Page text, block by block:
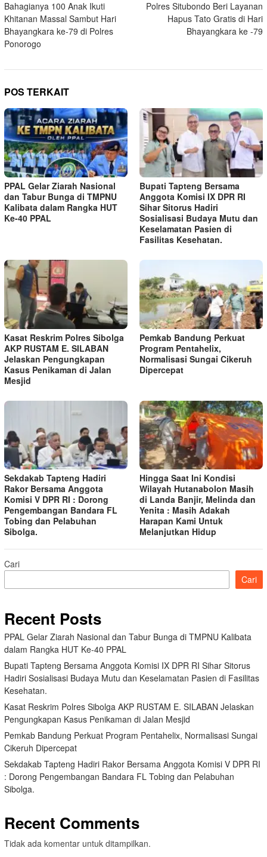
pos
Bahagianya 100 Anak Ikuti
Khitanan Massal Sambut Hari
Bhayangkara ke-79 di Polres
Ponorogo
Polres Situbondo Beri Layanan
Hapus Tato Gratis di Hari
Bhayangkara ke -79
POS TERKAIT
PPAL Gelar Ziarah Nasional
dan Tabur Bunga di TMPNU
Kalibata dalam Rangka HUT
Ke-40 PPAL
Bupati Tapteng Bersama
Anggota Komisi IX DPR RI
Sihar Sitorus Hadiri
Sosialisasi Budaya Mutu dan
Keselamatan Pasien di
Fasilitas Kesehatan.
Kasat Reskrim Polres Sibolga
AKP RUSTAM E. SILABAN
Jelaskan Pengungkapan
Kasus Penikaman di Jalan
Mesjid
Pemkab Bandung Perkuat
Program Pentahelix,
Normalisasi Sungai Cikeruh
Dipercepat
Sekdakab Tapteng Hadiri
Rakor Bersama Anggota
Komisi V DPR RI : Dorong
Pengembangan Bandara FL
Tobing dan Pelabuhan
Sibolga.
Hingga Saat Ini Kondisi
Wilayah Hutanabolon Masih
di Landa Banjir, Melinda dan
Yenita : Masih Adakah
Harapan Kami Untuk
Melanjutkan Hidup
Cari
Cari
Recent Posts
PPAL Gelar Ziarah Nasional dan Tabur Bunga di TMPNU Kalibata
dalam Rangka HUT Ke-40 PPAL
Bupati Tapteng Bersama Anggota Komisi IX DPR RI Sihar Sitorus
Hadiri Sosialisasi Budaya Mutu dan Keselamatan Pasien di Fasilitas
Kesehatan.
Kasat Reskrim Polres Sibolga AKP RUSTAM E. SILABAN Jelaskan
Pengungkapan Kasus Penikaman di Jalan Mesjid
Pemkab Bandung Perkuat Program Pentahelix, Normalisasi Sungai
Cikeruh Dipercepat
Sekdakab Tapteng Hadiri Rakor Bersama Anggota Komisi V DPR RI
: Dorong Pengembangan Bandara FL Tobing dan Pelabuhan
Sibolga.
Recent Comments
Tidak ada komentar untuk ditampilkan.